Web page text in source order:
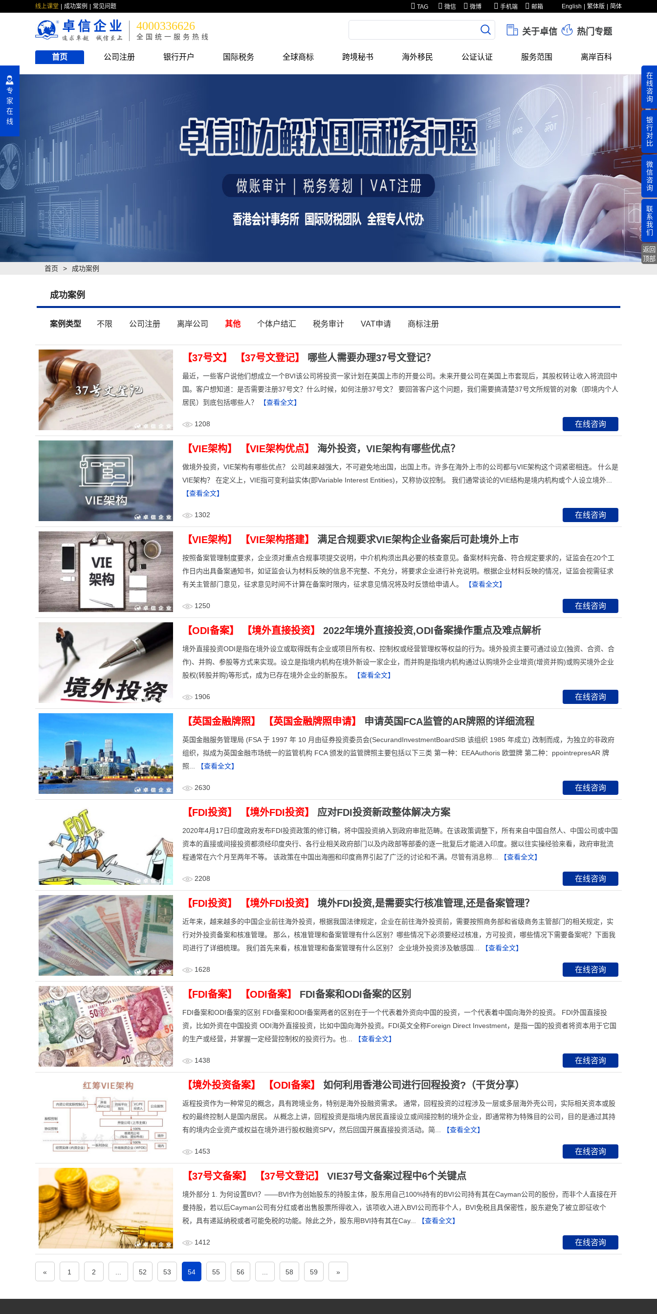
线上课堂 成功案例 常见问题 English 繁体版 简体
TAG 微信 微博 手机端 邮箱
卓信企业 4000336626
全国统一服务热线
关于卓信 热门专题
首页 公司注册 银行开户 国际税务 全球商标 跨境秘书 海外移民 公证认证 服务范围 离岸百科
首页 > 成功案例
成功案例
案例类型 不限 公司注册 离岸公司 其他 个体户结汇 税务审计 VAT申请 商标注册
【37号文】 【37号文登记】 哪些人需要办理37号文登记？
最近，一些客户说他们想成立一个BVI该公司将投资一家计划在美国上市的开曼公司。未来开曼公司在美国上市套现后，其股权转让收入将流回中
国。客户想知道：是否需要注册37号文？什么时候，如何注册37号文？ 要回答客户这个问题，我们需要搞清楚37号文所规管的对象（即境内个人
居民）到底包括哪些人？
【查看全文】
1208 在线咨询
【VIE架构】 【VIE架构优点】 海外投资，VIE架构有哪些优点？
做境外投资，VIE架构有哪些优点？ 公司越来越强大，不可避免地出国，出国上市。许多在海外上市的公司都与VIE架构这个词紧密相连。 什么是
VIE架构？ 在定义上，VIE指可变利益实体(即Variable Interest Entities)，又称协议控制。 我们通常谈论的VIE结构是境内机构或个人设立境外...
【查看全文】
1302 在线咨询
【VIE架构】 【VIE架构搭建】 满足合规要求VIE架构企业备案后可赴境外上市
​按照备案管理制度要求，企业须对重点合规事项提交说明，中介机构须出具必要的核查意见。备案材料完备、符合规定要求的，证监会在20个工
作日内出具备案通知书，如证监会认为材料反映的信息不完整、不充分，将要求企业进行补充说明。根据企业材料反映的情况，证监会视需征求
有关主管部门意见，征求意见时间不计算在备案时限内，征求意见情况将及时反馈给申请人。
【查看全文】
1250 在线咨询
【ODI备案】 【境外直接投资】 2022年境外直接投资,ODI备案操作重点及难点解析
境外直接投资ODI是指在境外设立或取得既有企业或项目所有权、控制权或经营管理权等权益的行为。境外投资主要可通过设立(独资、合资、合
作)、并购、参股等方式来实现。设立是指境内机构在境外新设一家企业，而并购是指境内机构通过认购境外企业增资(增资并购)或购买境外企业
股权(转股并购)等形式，成为已存在境外企业的新股东。
【查看全文】
1906 在线咨询
【英国金融牌照】 【英国金融牌照申请】 申请英国FCA监管的AR牌照的详细流程
英国金融服务管理局 (FSA 于 1997 年 10 月由征券投资委员会(SecurandInvestmentBoardSIB 该组织 1985 年成立) 改制而成，为独立的非政府
组织，拟成为英国金融市场统一的监管机构 FCA 颁发的监管牌照主要包括以下三类 第一种：EEAAuthoris 欧盟牌 第二种：ppointrepresAR 牌
照...
【查看全文】
2630 在线咨询
【FDI投资】 【境外FDI投资】 应对FDI投资新政整体解决方案
2020年4月17日印度政府发布FDI投资政策的修订稿，将中国投资纳入到政府审批范畴。在该政策调整下，所有来自中国自然人、中国公司或中国
资本的直接或间接投资都须经印度央行、各行业相关政府部门以及内政部等部委的逐一批复后才能进入印度。据以往实操经验来看，政府审批流
程通常在六个月至两年不等。 该政策在中国出海圈和印度商界引起了广泛的讨论和不满。尽管有消息称...
【查看全文】
2208 在线咨询
【FDI投资】 【境外FDI投资】 境外FDI投资,是需要实行核准管理,还是备案管理？
近年来，越来越多的中国企业前往海外投资，根据我国法律规定，企业在前往海外投资前，需要按照商务部和省级商务主管部门的相关规定，实
行对外投资备案和核准管理。 那么，核准管理和备案管理有什么区别？哪些情况下必须要经过核准，方可投资，哪些情况下需要备案呢？下面我
司进行了详细梳理。 我们首先来看，核准管理和备案管理有什么区别？ 企业境外投资涉及敏感国...
【查看全文】
1628 在线咨询
【FDI备案】 【ODI备案】 FDI备案和ODI备案的区别
FDI备案和ODI备案的区别 FDI备案和ODI备案两者的区别在于一个代表着外资向中国的投资，一个代表着中国向海外的投资。 FDI外国直接投
资，比如外资在中国投资 ODI海外直接投资，比如中国向海外投资。FDI英文全称Foreign Direct Investment，是指一国的投资者将资本用于它国
的生产或经营，并掌握一定经营控制权的投资行为。也...
【查看全文】
1438 在线咨询
【境外投资备案】 【ODI备案】 如何利用香港公司进行回程投资?（干货分享）
返程投资作为一种常见的概念，具有跨境业务，特别是海外投融资需求。 通常，回程投资的过程涉及一层或多层海外壳公司，实际相关资本或股
权的最终控制人是国内居民。 从概念上讲，回程投资是指境内居民直接设立或间接控制的境外企业，即通常称为特殊目的公司，目的是通过其持
有的境内企业资产或权益在境外进行股权融资SPV，然后回国开展直接投资活动。简...
【查看全文】
1453 在线咨询
【37号文备案】 【37号文登记】 VIE37号文备案过程中6个关键点
境外部分 1. 为何设置BVI？——BVI作为创始股东的持股主体，股东用自己100%持有的BVI公司持有其在Cayman公司的股份，而非个人直接在开
曼持股，若以后Cayman公司有分红或者出售股票所得收入，该项收入进入BVI公司而非个人，BVI免税且具保密性，股东避免了被立即征收个
税，具有递延纳税或者可能免税的功能。除此之外，股东用BVI持有其在Cay...
【查看全文】
1412 在线咨询
« 1 2 52 53 54 55 56 58 59 »
专
家
在
线
在
线
咨
询
银
行
对
比
微
信
咨
询
联
系
我
们
返回
顶部